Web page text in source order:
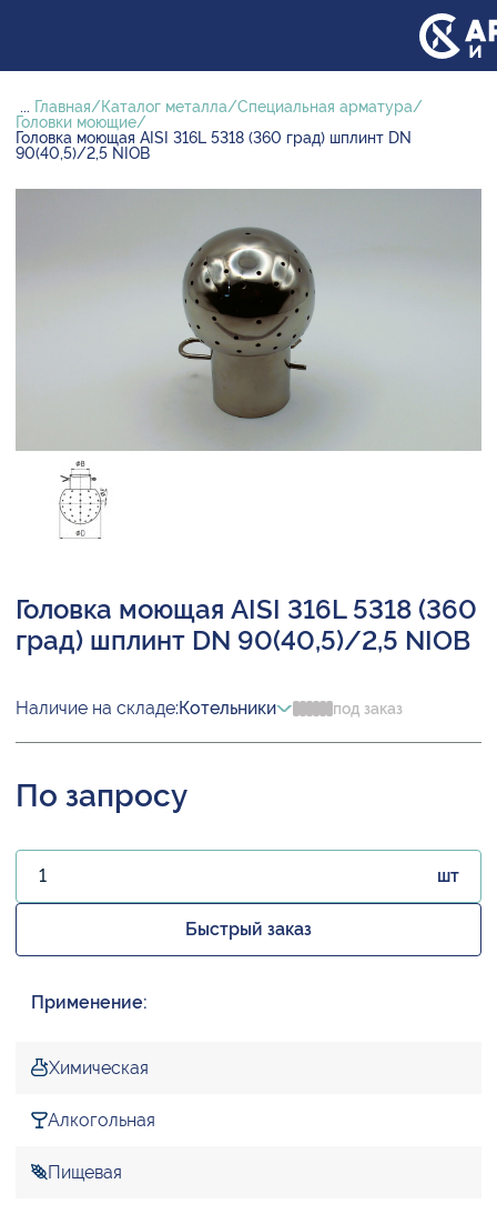
... Главная Каталог металла
Специальная арматура
Головки моющие
Головка моющая AISI 316L 5318 (360 град) шплинт DN
90(40,5)/2,5 NIOB
Головка моющая AISI 316L 5318 (360
град) шплинт DN 90(40,5)/2,5 NIOB
Наличие на складе:Котельники под заказ
По запросу
шт
Быстрый заказ
Применение:
Химическая
Алкогольная
Пищевая